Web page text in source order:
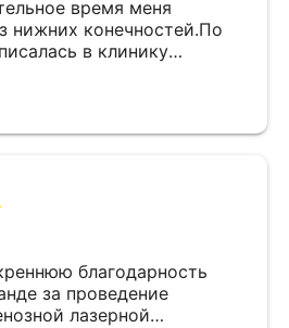
время меня
нижних конечностей.По
в клинику
на прием к Новикову
Валерьевич провел
объяснил и назначил
вопросы. Изначально
Виктор Валерьевич
комфортный
не осталось и я
свое здоровье
дата
благодарность
за проведение
лазерной